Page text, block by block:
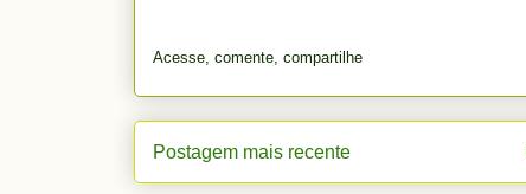
Acesse, comente, compartilhe
Postagem mais recente